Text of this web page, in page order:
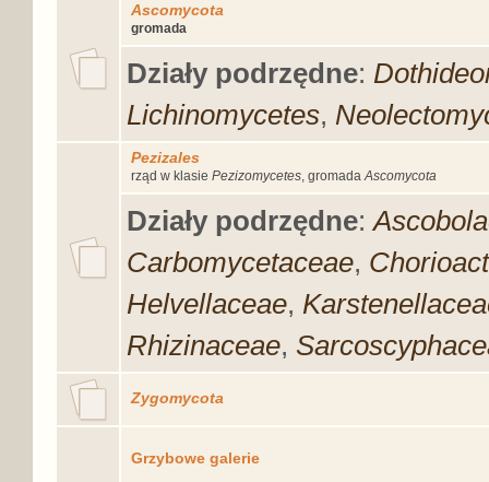
Ascomycota
gromada
Działy podrzędne:
Lichinomycetes,
Pezizales
rząd w klasie Pezizomycetes, gromada Ascomycota
Działy podrzędne:
Carbomycetaceae,
Helvellaceae,
Rhizinaceae,
Zygomycota
Grzybowe galerie